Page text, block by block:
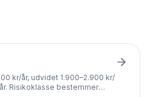
kr/år, udvidet 1.900–2.900 kr/
Risikoklasse bestemmer